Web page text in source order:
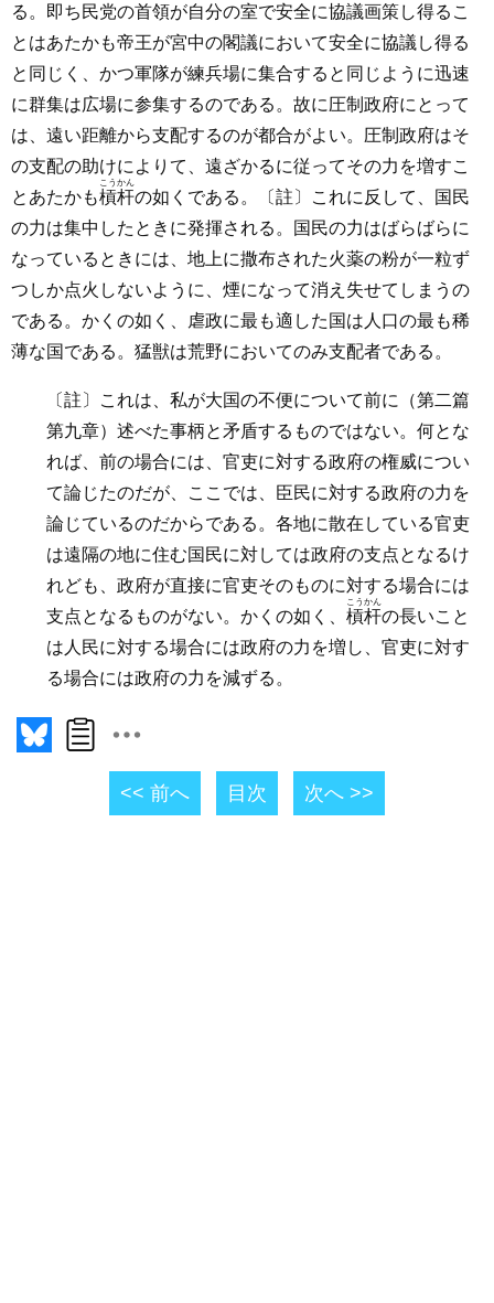
る。即ち民党の首領が自分の室で安全に協議画策し得るこ
とはあたかも帝王が宮中の閣議において安全に協議し得る
と同じく、かつ軍隊が練兵場に集合すると同じように迅速
に群集は広場に参集するのである。故に圧制政府にとって
は、遠い距離から支配するのが都合がよい。圧制政府はそ
の支配の助けによりて、遠ざかるに従ってその力を増すこ
とあたかも槓杆
こうかん
の如くである。〔註〕これに反して、国民
の力は集中したときに発揮される。国民の力はばらばらに
なっているときには、地上に撒布された火薬の粉が一粒ず
つしか点火しないように、煙になって消え失せてしまうの
である。かくの如く、虐政に最も適した国は人口の最も稀
薄な国である。猛獣は荒野においてのみ支配者である。
〔註〕これは、私が大国の不便について前に（第二篇
第九章）述べた事柄と矛盾するものではない。何とな
れば、前の場合には、官吏に対する政府の権威につい
て論じたのだが、ここでは、臣民に対する政府の力を
論じているのだからである。各地に散在している官吏
は遠隔の地に住む国民に対しては政府の支点となるけ
れども、政府が直接に官吏そのものに対する場合には
支点となるものがない。かくの如く、 槓杆
こうかん
の長いこと
は人民に対する場合には政府の力を増し、官吏に対す
る場合には政府の力を減ずる。
<< 前へ 目次 次へ >>